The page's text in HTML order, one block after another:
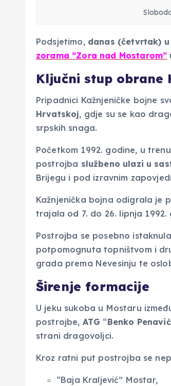
Podsjetimo,danas (četvrtak) u
zorama “Zora nad Mostarom”
Ključni stup obrane
Pripadnici Kažnjeničke bojne
Hrvatskoj, gdje su se kao
srpskih snaga.
Početkom 1992. godine, u
postrojba službeno ulazi u
Brijegu i pod izravnim
Kažnjenička bojna odigrala je
trajala od 7. do 26. lipnja 1992.
Postrojba se posebno istaknula
potpomognuta topništvom i
grada prema Nevesinju te
Širenje formacije
U jeku sukoba u Mostaru
postrojbe, ATG “Benko Penavić
strani dragovoljci.
Kroz ratni put postrojba se
“Baja Kraljević” Mostar,